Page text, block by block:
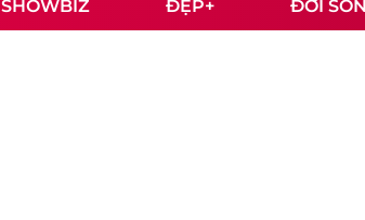
SHOWBIZ ĐẸP+ ĐỜI